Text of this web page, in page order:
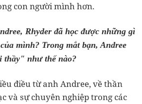
con người mình hơn.
Rhyder đã học được những gì
mình? Trong mắt bạn, Andree
như thế nào?
điều từ anh Andree, về thần
và sự chuyên nghiệp trong các